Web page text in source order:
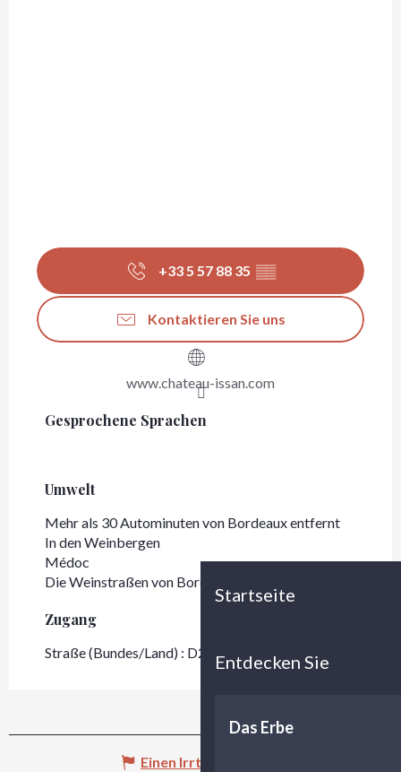
Startseite
Entdecken Sie
Das Erbe
+33 5 57 88 35 ▒▒
Kontaktieren Sie uns
www.chateau-issan.com
Gesprochene Sprachen
Gesprochene Sprachen
Umwelt
Umwelt
Mehr als 30 Autominuten von Bordeaux entfernt
In den Weinbergen
Médoc
Die Weinstraßen von Bordeaux - Médoc
Zugang
Zugang
Straße (Bundes/Land) : D2
Einen Irrtum angeben